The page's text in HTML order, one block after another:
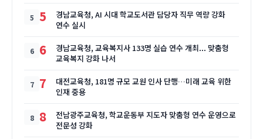
5
경남교육청, AI 시대 학교도서관 담당자 직무 역량 강화
연수 실시
6
경남교육청, 교육복지사 133명 실습 연수 개최... 맞춤형
교육복지 강화 나서
7
대전교육청, 181명 규모 교원 인사 단행…미래 교육 위한
인재 중용
8
전남광주교육청, 학교운동부 지도자 맞춤형 연수 운영으로
전문성 강화